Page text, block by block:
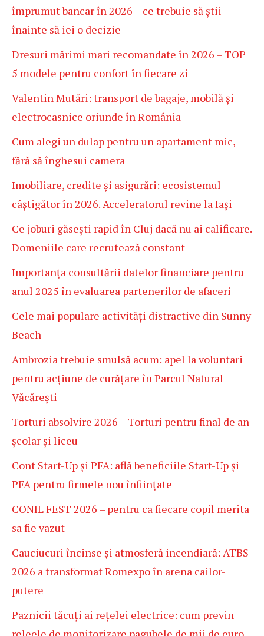
împrumut bancar în 2026 – ce trebuie să știi
înainte să iei o decizie
Dresuri mărimi mari recomandate în 2026 – TOP
5 modele pentru confort în fiecare zi
Valentin Mutări: transport de bagaje, mobilă și
electrocasnice oriunde în România
Cum alegi un dulap pentru un apartament mic,
fără să înghesui camera
Imobiliare, credite și asigurări: ecosistemul
câștigător în 2026. Acceleratorul revine la Iași
Ce joburi găsești rapid în Cluj dacă nu ai calificare.
Domeniile care recrutează constant
Importanța consultării datelor financiare pentru
anul 2025 în evaluarea partenerilor de afaceri
Cele mai populare activități distractive din Sunny
Beach
Ambrozia trebuie smulsă acum: apel la voluntari
pentru acțiune de curățare în Parcul Natural
Văcărești
Torturi absolvire 2026 – Torturi pentru final de an
școlar și liceu
Cont Start-Up și PFA: află beneficiile Start-Up și
PFA pentru firmele nou înființate
CONIL FEST 2026 – pentru ca fiecare copil merita
sa fie vazut
Cauciucuri încinse și atmosferă incendiară: ATBS
2026 a transformat Romexpo în arena cailor-
putere
Paznicii tăcuți ai rețelei electrice: cum previn